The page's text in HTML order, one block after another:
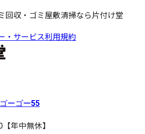
回収・ゴミ屋敷清掃なら片付け堂
・サービス利用規約
ゴーゴー55
年中無休】